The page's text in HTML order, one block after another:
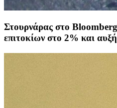
Στουρνάρας στο
επιτοκίων στο 2% και